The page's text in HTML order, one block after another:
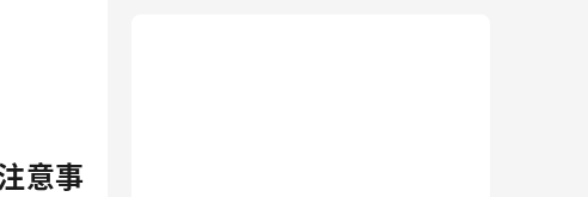
意事